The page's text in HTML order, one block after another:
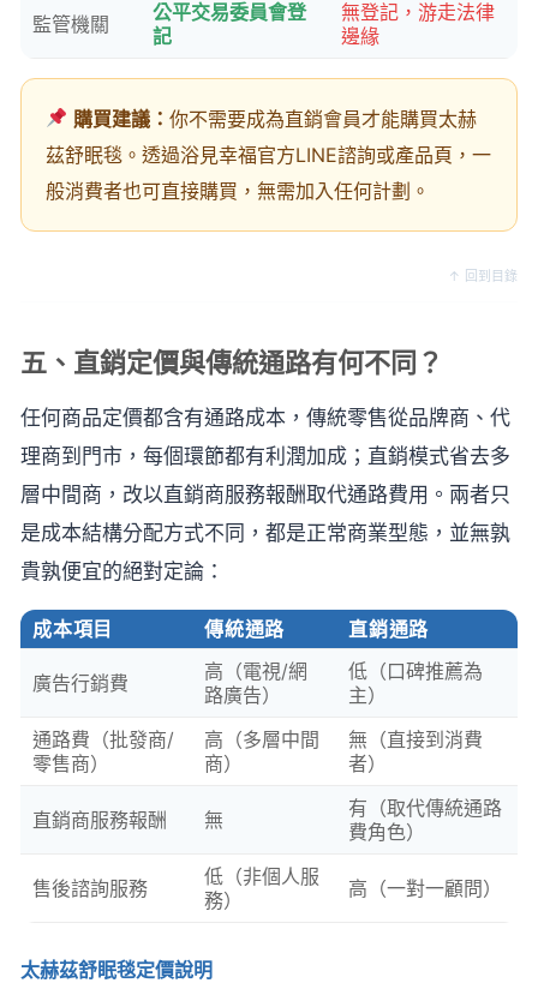
監管機關
公平交易委員會登
記
無登記，游走法律
邊緣
購買建議：你不需要成為直銷會員才能購買太赫
茲舒眠毯。透過浴見幸福官方LINE諮詢或產品頁，一
般消費者也可直接購買，無需加入任何計劃。
↑ 回到目錄
五、直銷定價與傳統通路有何不同？
任何商品定價都含有通路成本，傳統零售從品牌商、代
理商到門市，每個環節都有利潤加成；直銷模式省去多
層中間商，改以直銷商服務報酬取代通路費用。兩者只
是成本結構分配方式不同，都是正常商業型態，並無孰
貴孰便宜的絕對定論：
成本項目 傳統通路 直銷通路
廣告行銷費
高（電視/網
路廣告）
低（口碑推薦為
主）
通路費（批發商/
零售商）
高（多層中間
商）
無（直接到消費
者）
直銷商服務報酬 無
有（取代傳統通路
費角色）
售後諮詢服務
低（非個人服
務）
高（一對一顧問）
太赫茲舒眠毯定價說明